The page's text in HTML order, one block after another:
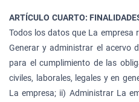
ARTÍCULO CUARTO:
Todos los datos que La empresa
Generar y administrar el acervo
para el cumplimiento de las
civiles, laborales, legales y en
La empresa; ii) Administrar La